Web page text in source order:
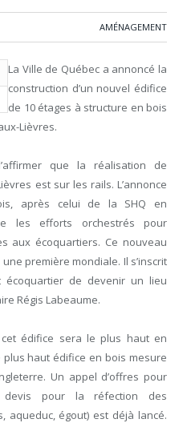
AMÉNAGEMENT
La Ville de Québec a annoncé la
construction d’un nouvel édifice
de 10 étages à structure en bois
Lièvres.
que la réalisation de
est sur les rails. L’annonce
après celui de la SHQ en
les efforts orchestrés pour
aux écoquartiers. Ce nouveau
première mondiale. Il s’inscrit
de devenir un lieu
Régis Labeaume.
édifice sera le plus haut en
haut édifice en bois mesure
Un appel d’offres pour
devis pour la réfection des
aqueduc, égout) est déjà lancé.